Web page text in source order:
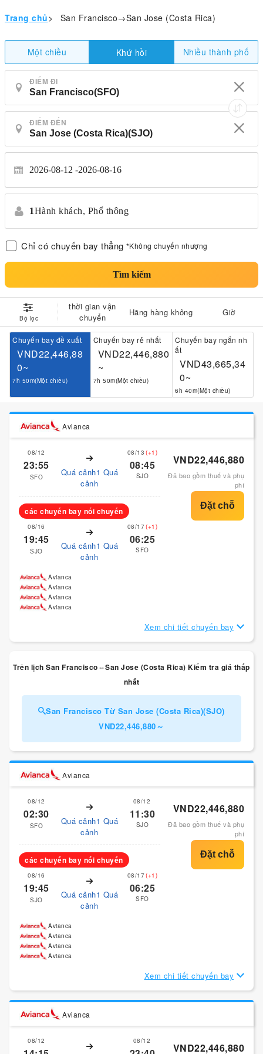
Trang chủ> San Francisco→San Jose (Costa Rica)
Một chiều Khứ hồi Nhiều thành phố
ĐIỂM ĐI
ĐIỂM ĐẾN
2026-08-12 2026-08-16
1Hành khách, Phổ thông
Chỉ có chuyến bay thẳng *Không chuyển nhượng
Tìm kiếm
Bộ lọc
thời gian vận
chuyển
Hãng hàng không Giờ
Chuyến bay đề xuất
VND22,446,88
0~
7h 50m(Một chiều)
Chuyến bay rẻ nhất
VND22,446,880
~
7h 50m(Một chiều)
Chuyến bay ngắn nh
ất
VND43,665,34
0~
6h 40m(Một chiều)
Avianca
08/12
23:55
SFO
Quá cảnh1 Quá
cảnh
08/13 (+1)
08:45
SJO
các chuyến bay nối chuyến
08/16
19:45
SJO
Quá cảnh1 Quá
cảnh
08/17(+1)
06:25
SFO
VND22,446,880
Đã bao gồm thuế và phụ
phí
Avianca
Avianca
Avianca
Avianca
Xem chi tiết chuyến bay
Trên lịch San Francisco⇔San Jose (Costa Rica) Kiểm tra giá thấp
nhất
San Francisco Từ San Jose (Costa Rica)(SJO)
VND22,446,880～
Avianca
08/12
02:30
SFO
Quá cảnh1 Quá
cảnh
08/12
11:30
SJO
các chuyến bay nối chuyến
08/16
19:45
SJO
Quá cảnh1 Quá
cảnh
08/17(+1)
06:25
SFO
VND22,446,880
Đã bao gồm thuế và phụ
phí
Avianca
Avianca
Avianca
Avianca
Xem chi tiết chuyến bay
Avianca
08/12 08/12
VND22,446,880